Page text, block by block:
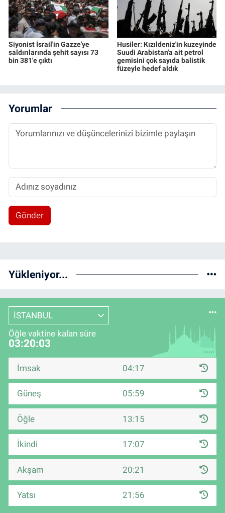
Siyonist İsrail'in Gazze'ye
saldırılarında şehit sayısı 73
bin 381'e çıktı
Husiler: Kızıldeniz'in kuzeyinde
Suudi Arabistan'a ait petrol
gemisini çok sayıda balistik
füzeyle hedef aldık
Yorumlar
Gönder
Yükleniyor...
İSTANBUL
Öğle vaktine kalan süre
03:20:03
İmsak 04:17
Güneş 05:59
Öğle 13:15
İkindi 17:07
Akşam 20:21
Yatsı 21:56